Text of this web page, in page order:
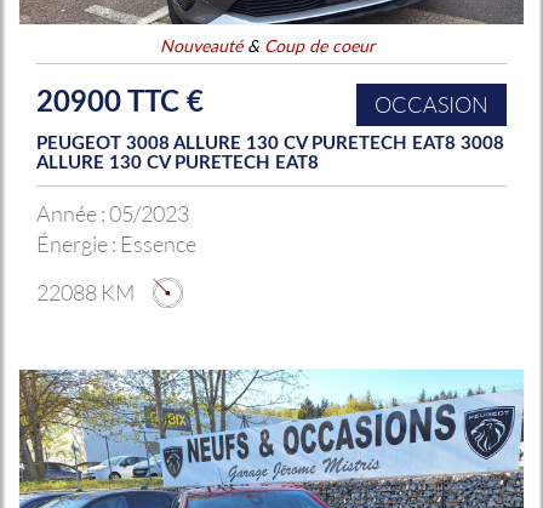
Nouveauté& Coup de coeur
20900 TTC € OCCASION
PEUGEOT 3008 ALLURE 130 CV PURETECH EAT8 3008
ALLURE 130 CV PURETECH EAT8
Année :05/2023
Énergie : Essence
22088 KM